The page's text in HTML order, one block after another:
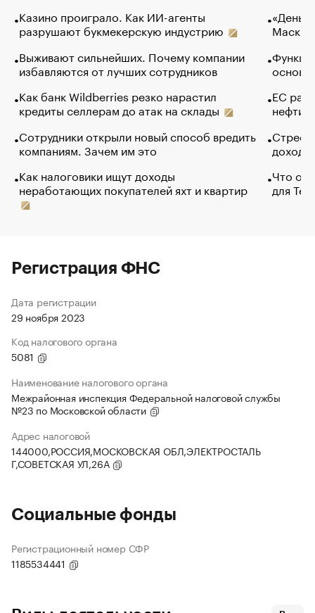
Казино проиграло. Как ИИ-агенты
разрушают букмекерскую индустрию
Выживают сильнейших. Почему компании
избавляются от лучших сотрудников
Как банк Wildberries резко нарастил
кредиты селлерам до атак на склады
Сотрудники открыли новый способ вредить
компаниям. Зачем им это
Как налоговики ищут доходы
неработающих покупателей яхт и квартир
Маск в
основ
ЕС
нефти
Что
для
Регистрация ФНС
Дата регистрации
29 ноября 2023
Код налогового органа
5081
Наименование налогового органа
Межрайонная инспекция Федеральной налоговой службы
№23 по Московской области
Адрес налоговой
144000,РОССИЯ,МОСКОВСКАЯ ОБЛ,ЭЛЕКТРОСТАЛЬ
Г,СОВЕТСКАЯ УЛ,26А
Социальные фонды
Регистрационный номер СФР
1185534441